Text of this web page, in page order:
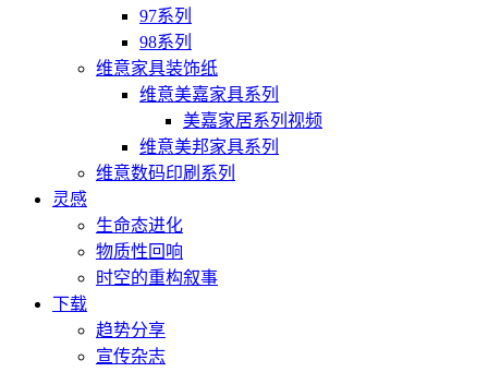
97系列
98系列
维意家具装饰纸
维意美嘉家具系列
美嘉家居系列视频
维意美邦家具系列
维意数码印刷系列
灵感
生命态进化
物质性回响
时空的重构叙事
下载
趋势分享
宣传杂志